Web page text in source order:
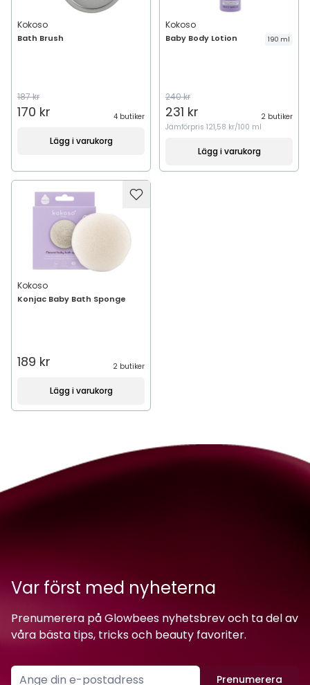
Kokoso
Bath Brush
187 kr
170 kr 4 butiker
Lägg i varukorg
Kokoso
Baby Body Lotion 190 ml
240 kr
231 kr
2 butiker
Jämförpris 121,58 kr/100 ml
Lägg i varukorg
Kokoso
Konjac Baby Bath Sponge
189 kr 2 butiker
Lägg i varukorg
Var först med nyheterna
Prenumerera på Glowbees nyhetsbrev och ta del av
våra bästa tips, tricks och beauty favoriter.
Prenumerera